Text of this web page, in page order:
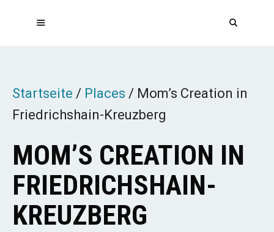
Startseite / Places / Mom’s Creation in
Friedrichshain-Kreuzberg
MOM’S CREATION IN
FRIEDRICHSHAIN-
KREUZBERG